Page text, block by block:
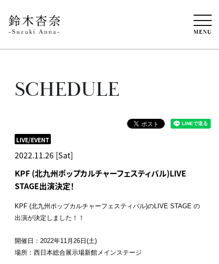
MENU
SCHEDULE
2022.11.26 [Sat]
LIVE/EVENT
KPF (北九州ポップカルチャーフェスティバル)LIVE
STAGE出演決定！
KPF (北九州ポップカルチャーフェスティバル)のLIVE STAGE の
出演が決定しました！！
開催日：2022年11月26日(土)
場所：西日本総合展示場新館メインステージ